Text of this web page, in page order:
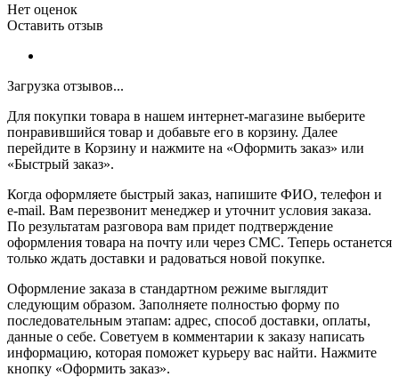
Нет оценок
Оставить отзыв
Загрузка отзывов...
Для покупки товара в нашем интернет-магазине выберите
понравившийся товар и добавьте его в корзину. Далее
перейдите в Корзину и нажмите на «Оформить заказ» или
«Быстрый заказ».
Когда оформляете быстрый заказ, напишите ФИО, телефон и
e-mail. Вам перезвонит менеджер и уточнит условия заказа.
По результатам разговора вам придет подтверждение
оформления товара на почту или через СМС. Теперь останется
только ждать доставки и радоваться новой покупке.
Оформление заказа в стандартном режиме выглядит
следующим образом. Заполняете полностью форму по
последовательным этапам: адрес, способ доставки, оплаты,
данные о себе. Советуем в комментарии к заказу написать
информацию, которая поможет курьеру вас найти. Нажмите
кнопку «Оформить заказ».